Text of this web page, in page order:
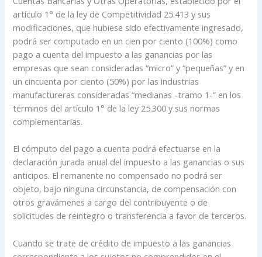
artículo 1° de la ley de Competitividad 25.413 y sus
modificaciones, que hubiese sido efectivamente ingresado,
podrá ser computado en un cien por ciento (100%) como
pago a cuenta del impuesto a las ganancias por las
empresas que sean consideradas “micro” y “pequeñas” y en
un cincuenta por ciento (50%) por las industrias
manufactureras consideradas “medianas -tramo 1-” en los
términos del artículo 1° de la ley 25.300 y sus normas
complementarias.
El cómputo del pago a cuenta podrá efectuarse en la
declaración jurada anual del impuesto a las ganancias o sus
anticipos. El remanente no compensado no podrá ser
objeto, bajo ninguna circunstancia, de compensación con
otros gravámenes a cargo del contribuyente o de
solicitudes de reintegro o transferencia a favor de terceros.
Cuando se trate de crédito de impuesto a las ganancias